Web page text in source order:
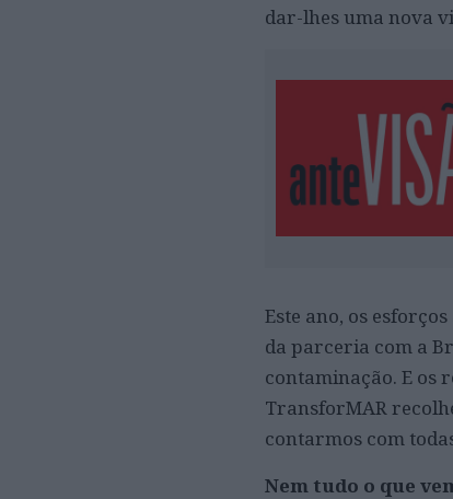
dar-lhes uma nova
Este ano, os
da parceria com a
contaminação. E os
TransforMAR
contarmos com
Nem tudo o que